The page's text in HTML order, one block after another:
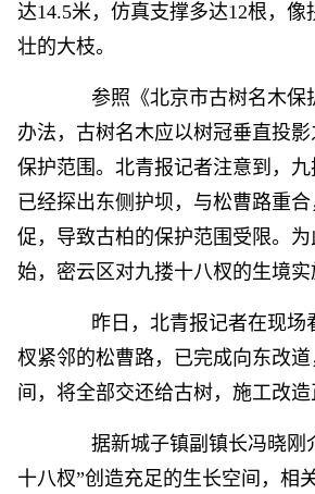
达14.5米，仿真支撑多达12根，像
壮的大枝。
参照《北京市古树名木保
办法，古树名木应以树冠垂直投
保护范围。北青报记者注意到，九
已经探出东侧护坝，与松曹路重
促，导致古柏的保护范围受限。
始，密云区对九搂十八杈的生境实
昨日，北青报记者在现场
杈紧邻的松曹路，已完成向东改
间，将全部交还给古树，施工改造
据新城子镇副镇长冯晓刚
十八杈”创造充足的生长空间，相